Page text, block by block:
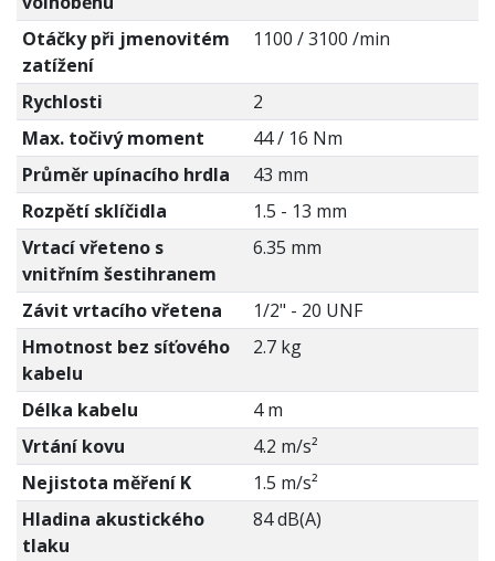
Otáčky při jmenovitém
zatížení
1100 / 3100 /min
Rychlosti
2
Max. točivý moment
44 / 16 Nm
Průměr upínacího hrdla
43 mm
Rozpětí sklíčidla
1.5 - 13 mm
Vrtací vřeteno s
vnitřním šestihranem
6.35 mm
Závit vrtacího vřetena
1/2" - 20 UNF
Hmotnost bez síťového
kabelu
2.7 kg
Délka kabelu
4 m
Vrtání kovu
4.2 m/s²
Nejistota měření K
1.5 m/s²
Hladina akustického
tlaku
84 dB(A)